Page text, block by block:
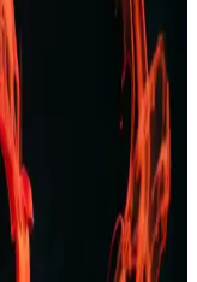
Pijama Takımı
hafif, nefes alabilir
uygun konfor sağlar.
ve Şık Giyim
her sezon ve
önerileriyle